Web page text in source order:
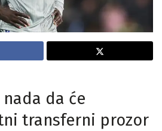
da će
transferni prozor